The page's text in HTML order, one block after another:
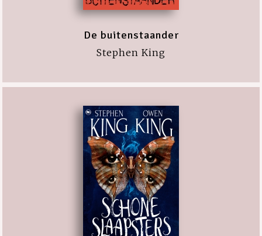
De buitenstaander
Stephen King